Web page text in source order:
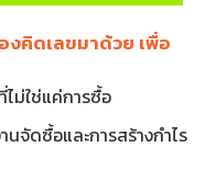
งคิดเลขมาด้วย เพื่อ
ม่ใช่แค่การซื้อ
จัดซื้อและการสร้างกำไร